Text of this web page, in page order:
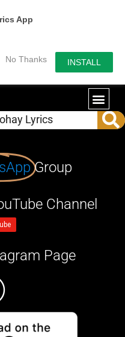
App
No Thanks INSTALL
Group
Channel
Page